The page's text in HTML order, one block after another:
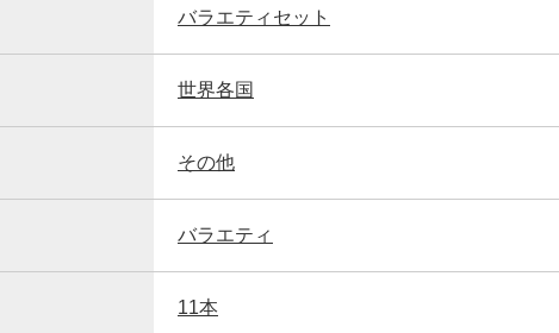
バラエティセット
世界各国
その他
バラエティ
11本